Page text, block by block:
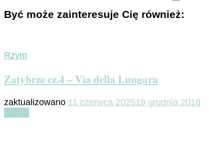
Być może zainteresuje Cię również:
Rzym
Zatybrze cz.4 – Via della Lungara
zaktualizowano 11 czerwca 202519 grudnia 2016